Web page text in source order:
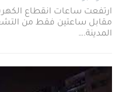
مقابل ساعتين فقط من
المدينة.…